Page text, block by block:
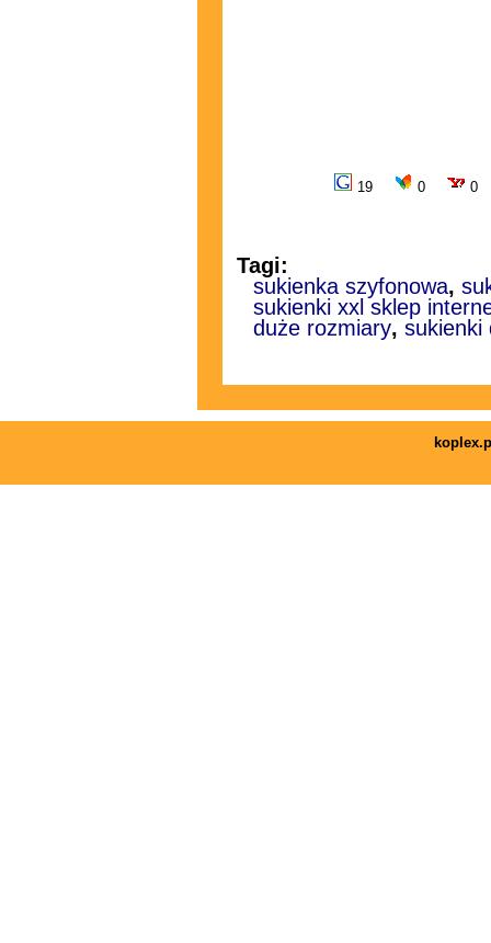
19 0 0
Tagi:
sukienka szyfonowa,
sukienki xxl sklep
duże rozmiary, sukienki